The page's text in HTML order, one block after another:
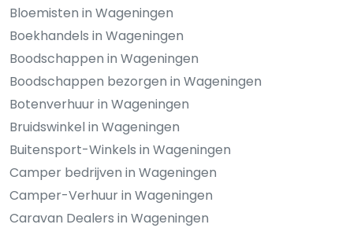
Bloemisten in Wageningen
Boekhandels in Wageningen
Boodschappen in Wageningen
Boodschappen bezorgen in Wageningen
Botenverhuur in Wageningen
Bruidswinkel in Wageningen
Buitensport-Winkels in Wageningen
Camper bedrijven in Wageningen
Camper-Verhuur in Wageningen
Caravan Dealers in Wageningen